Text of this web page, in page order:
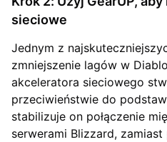
sieciowe
Jednym z
zmniejszenie lagów w
akceleratora sieciowego
przeciwieństwie do
stabilizuje on połączenie
serwerami Blizzard,